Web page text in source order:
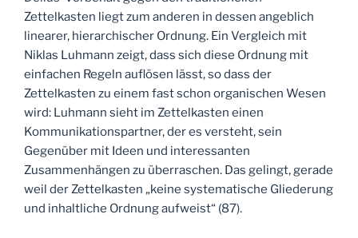
Zettelkasten liegt zum anderen in dessen angeblich
linearer, hierarchischer Ordnung. Ein Vergleich mit
Niklas Luhmann zeigt, dass sich diese Ordnung mit
einfachen Regeln auflösen lässt, so dass der
Zettelkasten zu einem fast schon organischen Wesen
wird: Luhmann sieht im Zettelkasten einen
Kommunikationspartner, der es versteht, sein
Gegenüber mit Ideen und interessanten
Zusammenhängen zu überraschen. Das gelingt, gerade
weil der Zettelkasten „keine systematische Gliederung
und inhaltliche Ordnung aufweist“ (87).